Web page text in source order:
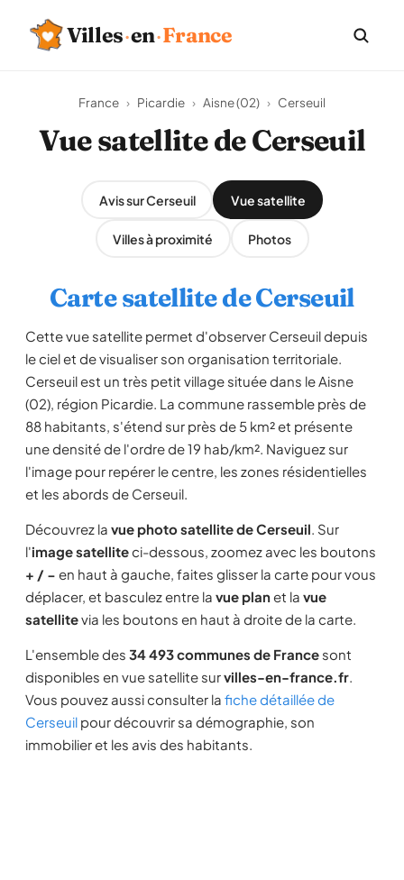
Villes·en·France
France › Picardie › Aisne (02) › Cerseuil
Vue satellite de Cerseuil
Avis sur Cerseuil Vue satellite
Villes à proximité Photos
Carte satellite de Cerseuil
Cette vue satellite permet d'observer Cerseuil depuis
le ciel et de visualiser son organisation territoriale.
Cerseuil est un très petit village située dans le Aisne
(02), région Picardie. La commune rassemble près de
88 habitants, s'étend sur près de 5 km² et présente
une densité de l'ordre de 19 hab/km². Naviguez sur
l'image pour repérer le centre, les zones résidentielles
et les abords de Cerseuil.
Découvrez la vue photo satellite de Cerseuil. Sur
l'image satelliteci-dessous, zoomez avec les boutons
+ / − en haut à gauche, faites glisser la carte pour vous
déplacer, et basculez entre la vue planet la vue
satellitevia les boutons en haut à droite de la carte.
L'ensemble des 34 493 communes de France sont
disponibles en vue satellite survilles-en-france.fr.
Vous pouvez aussi consulter la fiche détaillée de
Cerseuil pour découvrir sa démographie, son
immobilier et les avis des habitants.